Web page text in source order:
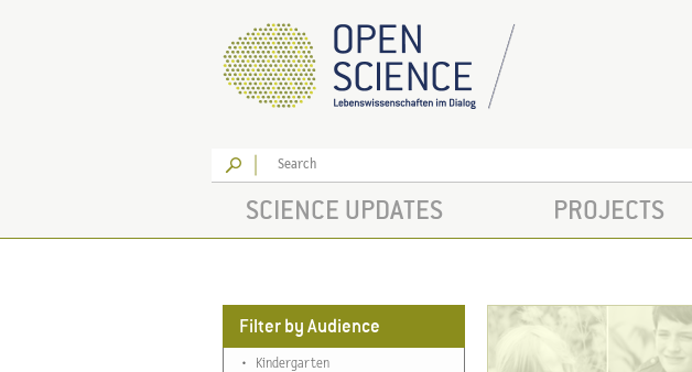
Go
SCIENCE UPDATES PROJECTS
Filter by Audience
• Kindergarten